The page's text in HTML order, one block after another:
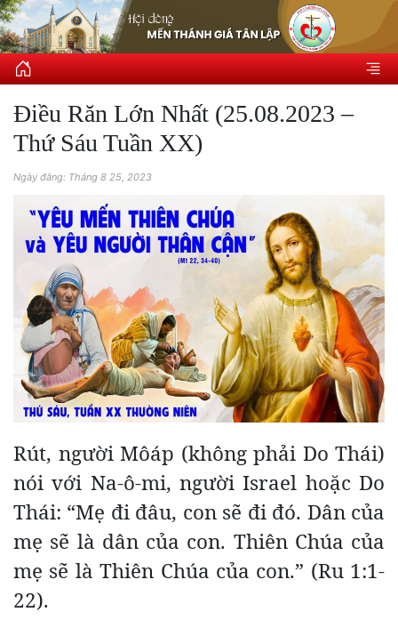
Điều Răn Lớn Nhất (25.08.2023 –
Thứ Sáu Tuần XX)
Ngày đăng: Tháng 8 25, 2023
Rút, người Môáp (không phải Do Thái)
nói với Na-ô-mi, người Israel hoặc Do
Thái: “Mẹ đi đâu, con sẽ đi đó. Dân của
mẹ sẽ là dân của con. Thiên Chúa của
mẹ sẽ là Thiên Chúa của con.” (Ru 1:1-
22).